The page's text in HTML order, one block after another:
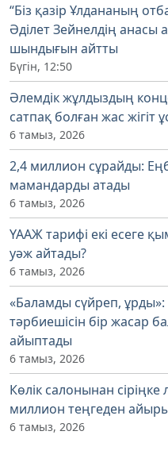
“Біз қазір Ұлдананың
Әділет Зейнелдің анасы
шындығын айтты
Бүгін, 12:50
Әлемдік жұлдыздың
сатпақ болған жас жігіт
6 тамыз, 2026
2,4 миллион сұрайды:
мамандарды атады
6 тамыз, 2026
ҮААЖ тарифі екі есеге
уәж айтады?
6 тамыз, 2026
«Баламды сүйреп,
тәрбиешісін бір жасар
айыптады
6 тамыз, 2026
Көлік салонынан сіріңке
миллион теңгеден
6 тамыз, 2026